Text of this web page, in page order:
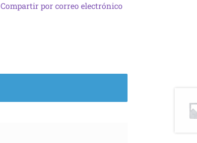
Compartir por correo electrónico